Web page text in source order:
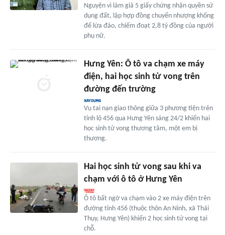
Nguyện vì làm giả 5 giấy chứng nhận quyền sử
dụng đất, lập hợp đồng chuyển nhượng khống
để lừa đảo, chiếm đoạt 2,8 tỷ đồng của người
phụ nữ.
Hưng Yên: Ô tô va chạm xe máy
điện, hai học sinh tử vong trên
đường đến trường
Vụ tai nạn giao thông giữa 3 phương tiện trên
tỉnh lộ 456 qua Hưng Yên sáng 24/2 khiến hai
học sinh tử vong thương tâm, một em bị
thương.
Hai học sinh tử vong sau khi va
chạm với ô tô ở Hưng Yên
Ô tô bất ngờ va chạm vào 2 xe máy điện trên
đường tỉnh 456 (thuộc thôn An Ninh, xã Thái
Thụy, Hưng Yên) khiến 2 học sinh tử vong tại
chỗ.